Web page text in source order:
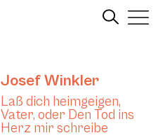
Josef Winkler
Laß dich heimgeigen,
Vater, oder Den Tod ins
Herz mir schreibe